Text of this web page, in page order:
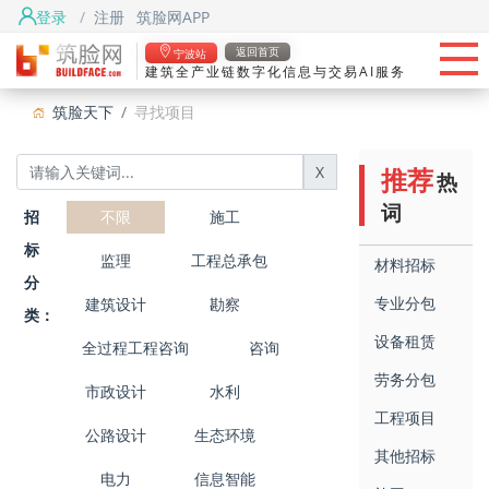
登录 / 注册 筑脸网APP
宁波站 返回首页
建筑全产业链数字化信息与交易AI服务
头条
找资源
筑脸天下 寻找项目
X
招
标
分
类：
不限 施工
监理 工程总承包
建筑设计 勘察
全过程工程咨询 咨询
市政设计 水利
公路设计 生态环境
电力 信息智能
推荐热
词
材料招标
专业分包
设备租赁
劳务分包
工程项目
其他招标